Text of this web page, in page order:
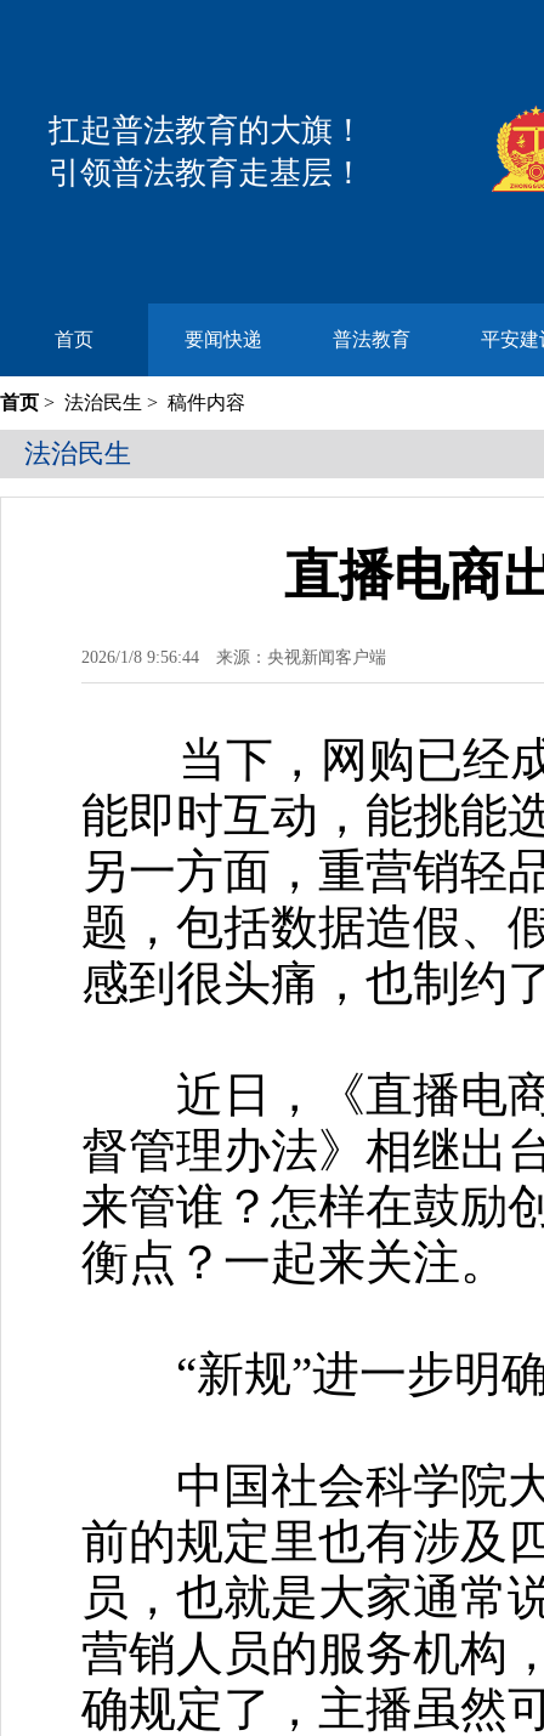
扛起普法教育的大旗！
引领普法教育走基层！
首页 要闻快递 普法教育 平安建
首页 > 法治民生 > 稿件内容
法治民生
直播电商
2026/1/8 9:56:44 来源：央视新闻客户端
当下，网购已经成
能即时互动，能挑能
另一方面，重营销轻
题，包括数据造假、
感到很头痛，也制约
近日，《直播电商
督管理办法》相继出
来管谁？怎样在鼓励
衡点？一起来关注。
“新规”进一步明确
中国社会科学院大
前的规定里也有涉及
员，也就是大家通常
营销人员的服务机构
确规定了，主播虽然